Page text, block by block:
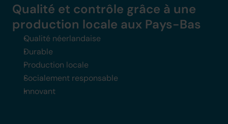
Qualité et contrôle grâce à une
production locale aux Pays-Bas
Qualité néerlandaise
Durable
Production locale
Socialement responsable
Innovant